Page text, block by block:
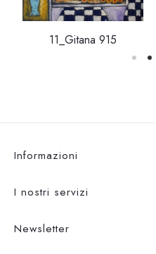
11_Gitana 915
Informazioni
I nostri servizi
Newsletter